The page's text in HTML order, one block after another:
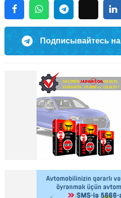
Подписывайтесь